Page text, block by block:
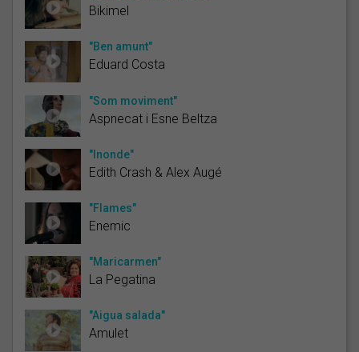
Bikimel
"Ben amunt"
Eduard Costa
"Som moviment"
Aspnecat i Esne Beltza
"Inonde"
Edith Crash & Alex Augé
"Flames"
Enemic
"Maricarmen"
La Pegatina
"Aigua salada"
Amulet